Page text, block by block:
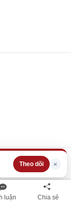
luận Chia sẻ
Theo dõi ×